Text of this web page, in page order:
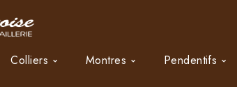
Colliers Montres Pendentifs